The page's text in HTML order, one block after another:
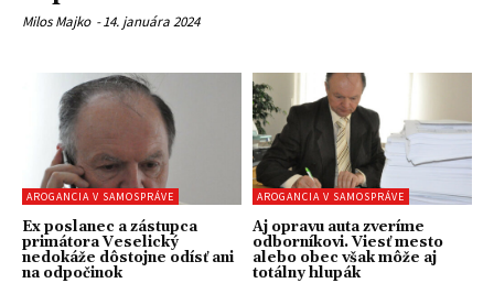
Milos Majko -14. januára 2024
AROGANCIA V SAMOSPRÁVE
Ex poslanec a zástupca
primátora Veselický
nedokáže dôstojne odísť ani
na odpočinok
AROGANCIA V SAMOSPRÁVE
Aj opravu auta zveríme
odborníkovi. Viesť mesto
alebo obec však môže aj
totálny hlupák